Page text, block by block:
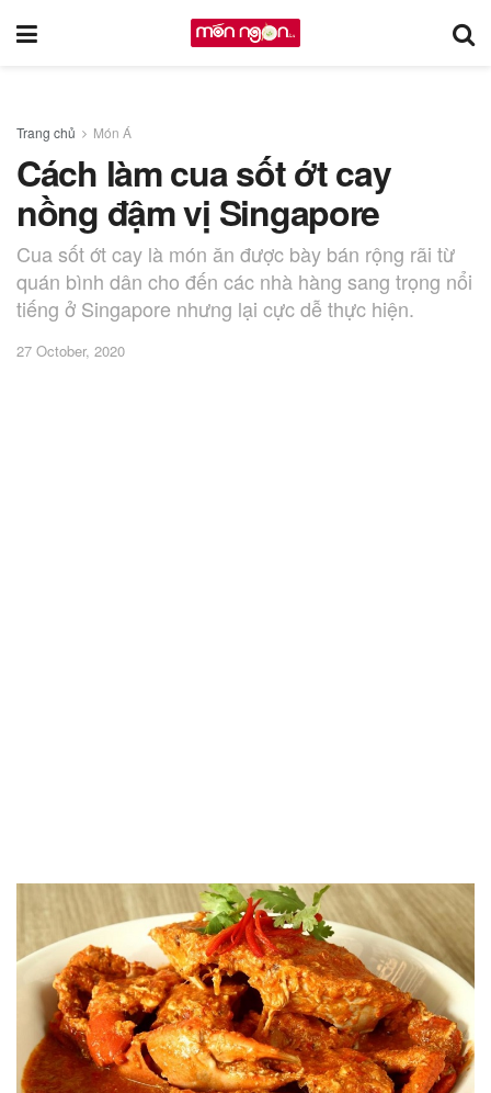
Trang chủ Món Á
Cách làm cua sốt ớt cay
nồng đậm vị Singapore
Cua sốt ớt cay là món ăn được bày bán rộng rãi từ
quán bình dân cho đến các nhà hàng sang trọng nổi
tiếng ở Singapore nhưng lại cực dễ thực hiện.
27 October, 2020